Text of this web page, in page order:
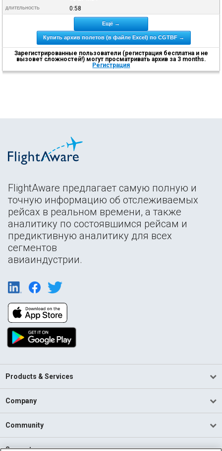
ДЛИТЕЛЬНОСТЬ 0:58
Ещё →
Купить архив полетов (в файле Excel) по CGTBF →
Зарегистрированные пользователи (регистрация бесплатна и не
вызовет сложностей!) могут просматривать архив за 3 months.
Регистрация
FlightAware предлагает самую полную и
точную информацию об отслеживаемых
рейсах в реальном времени, а также
аналитику по состоявшимся рейсам и
предиктивную аналитику для всех
сегментов
авиаиндустрии.
Products & Services
Company
Community